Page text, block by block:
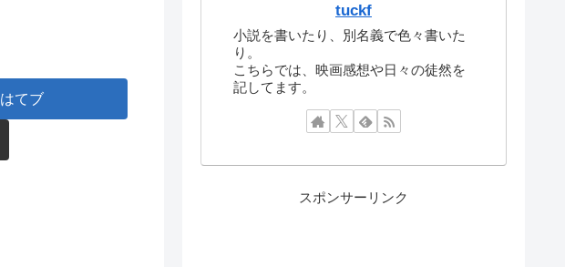
はてブ
tuckf
小説を書いたり、別名義で色々書いた
り。
こちらでは、映画感想や日々の徒然を
記してます。
スポンサーリンク